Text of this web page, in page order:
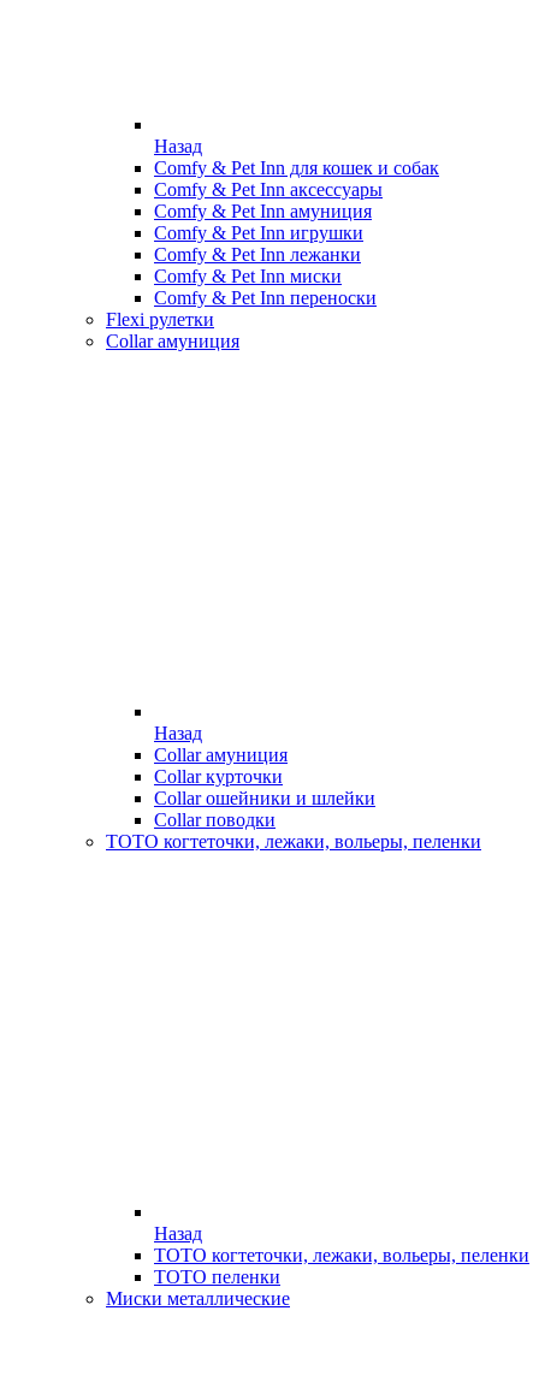
Назад
Comfy & Pet Inn для кошек и собак
Comfy & Pet Inn аксессуары
Comfy & Pet Inn амуниция
Comfy & Pet Inn игрушки
Comfy & Pet Inn лежанки
Comfy & Pet Inn миски
Comfy & Pet Inn переноски
Flexi рулетки
Collar амуниция
Назад
Collar амуниция
Collar курточки
Collar ошейники и шлейки
Collar поводки
ТОТО когтеточки, лежаки, вольеры, пеленки
Назад
ТОТО когтеточки, лежаки, вольеры, пеленки
ТОТО пеленки
Миски металлические